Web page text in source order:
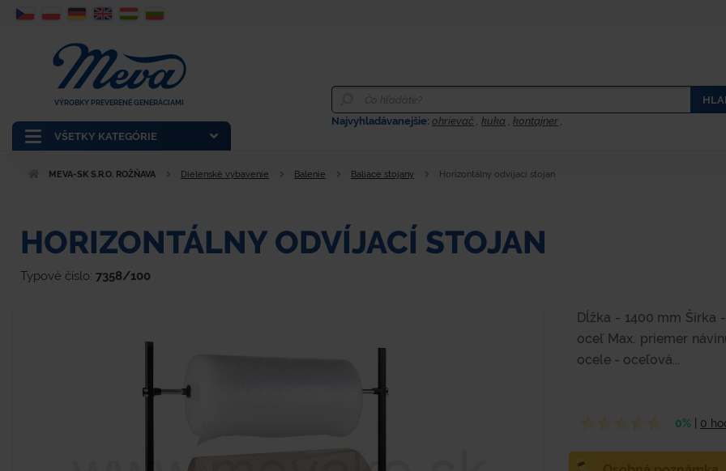
VŠETKY KATEGÓRIE
VÝROBKY PREVERENÉ GENERÁCIAMI
Najvyhladávanejšie:ohrievač ,kuka ,kontajner ,
MEVA-SK S.R.O. ROŽŇAVA Dielenské vybavenie Balenie Baliace stojany Horizontálny odvíjací stojan
HORIZONTÁLNY ODVÍJACÍ STOJAN
Typové číslo: 7358/100
Dĺžka - 1400 mm Šírka
oceľ Max. priemer
ocele - oceľová...
0% 0